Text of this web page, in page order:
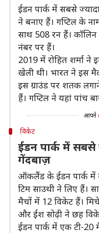
ईडन पार्क में सबसे
ने बनाए हैं। गप्टिल के
साथ 508 रन हैं।
नंबर पर हैं।
2019 में रोहित शर्मा ने
खेली थी। भारत ने इस
इस ग्राउंड पर शतक
हैं। गप्टिल ने यहां पांच
आपने
विकेट
ईडन पार्क में
गेंदबाज़
ऑकलैंड के ईडन पार्क में
टिम साउथी ने लिए हैं।
मैचों में 12 विकेट हैं।
और ईश सोढ़ी ने छह
ईडन पार्क में एक टी-20